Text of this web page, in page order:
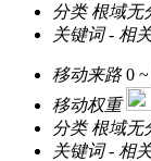
分类 根域无
关键词 - 相
移动来路 0
移动权重
分类 根域无
关键词 - 相